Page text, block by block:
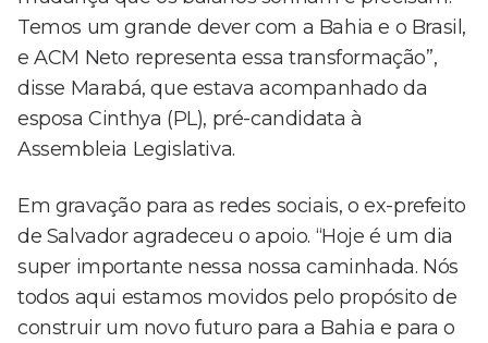
Temos um grande dever com a Bahia e o Brasil,
e ACM Neto representa essa transformação”,
disse Marabá, que estava acompanhado da
esposa Cinthya (PL), pré-candidata à
Assembleia Legislativa.
Em gravação para as redes sociais, o ex-prefeito
de Salvador agradeceu o apoio. “Hoje é um dia
super importante nessa nossa caminhada. Nós
todos aqui estamos movidos pelo propósito de
construir um novo futuro para a Bahia e para o